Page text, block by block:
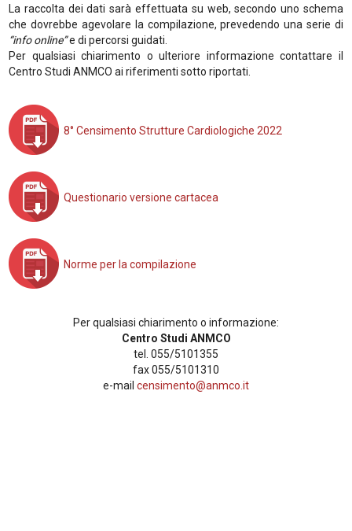
La raccolta dei dati sarà effettuata su web, secondo uno schema
che dovrebbe agevolare la compilazione, prevedendo una serie di
“info online”e di percorsi guidati.
Per qualsiasi chiarimento o ulteriore informazione contattare il
Centro Studi ANMCO ai riferimenti sotto riportati.
8° Censimento Strutture Cardiologiche 2022
Questionario versione cartacea
Norme per la compilazione
Per qualsiasi chiarimento o informazione:
Centro Studi ANMCO
tel. 055/5101355
fax 055/5101310
e-mail censimento@anmco.it